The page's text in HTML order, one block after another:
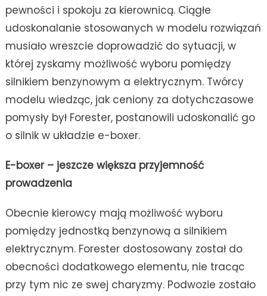
pewności i spokoju za kierownicą. Ciągłe
udoskonalanie stosowanych w modelu rozwiązań
musiało wreszcie doprowadzić do sytuacji, w
której zyskamy możliwość wyboru pomiędzy
silnikiem benzynowym a elektrycznym. Twórcy
modelu wiedząc, jak ceniony za dotychczasowe
pomysły był Forester, postanowili udoskonalić go
o silnik w układzie e-boxer.
E-boxer – jeszcze większa przyjemność
prowadzenia
Obecnie kierowcy mają możliwość wyboru
pomiędzy jednostką benzynową a silnikiem
elektrycznym. Forester dostosowany został do
obecności dodatkowego elementu, nie tracąc
przy tym nic ze swej charyzmy. Podwozie zostało